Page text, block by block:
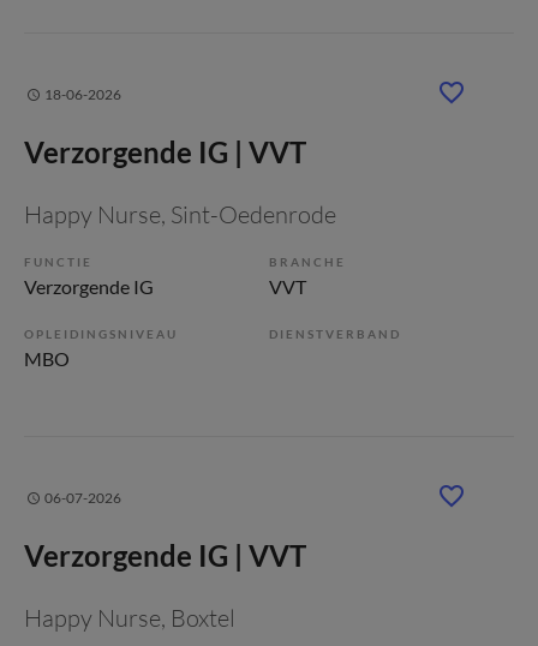
18-06-2026
Verzorgende IG | VVT
Happy Nurse, Sint-Oedenrode
FUNCTIE
Verzorgende IG
BRANCHE
VVT
OPLEIDINGSNIVEAU
MBO
DIENSTVERBAND
06-07-2026
Verzorgende IG | VVT
Happy Nurse, Boxtel